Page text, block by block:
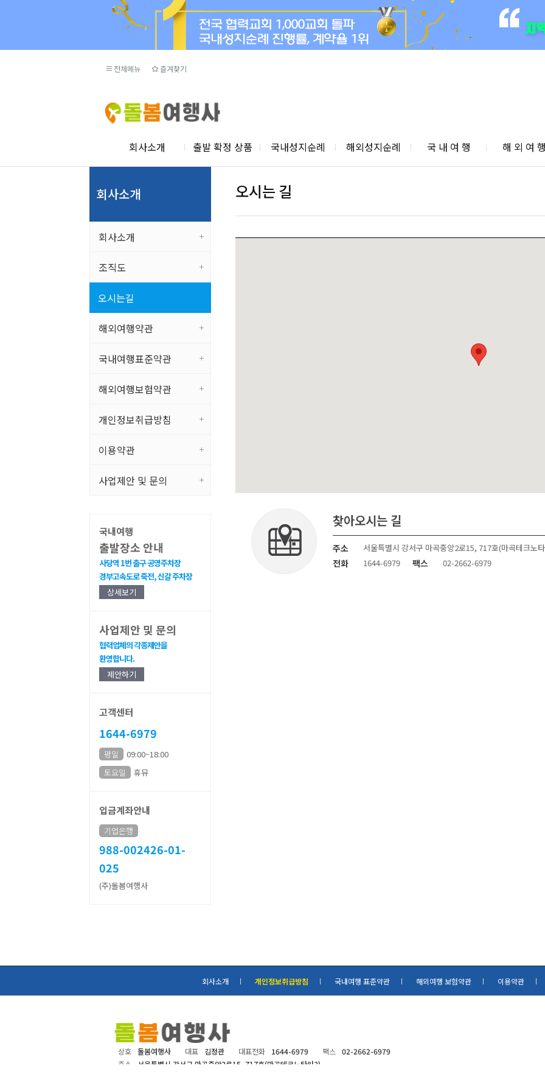
전체메뉴 즐겨찾기
회사소개 출발 확정 상품 국내성지순례 해외성지순례 국 내 여 행 해 외 여
회사소개
회사소개
조직도
오시는길
해외여행약관
국내여행표준약관
해외여행보험약관
개인정보취급방침
이용약관
사업제안 및 문의
국내여행
출발장소 안내
사당역 1번 출구 공영주차장
경부고속도로 죽전, 신갈 주차장
상세보기
사업제안 및 문의
협력업체의 각종제안을
환영합니다.
제안하기
고객센터
1644-6979
평일
09:00~18:00
토요일
휴뮤
입금계좌안내
기업은행
988-002426-01-
025
(주)돌봄여행사
오시는 길
찾아오시는 길
주소 서울특별시 강서구 마곡중앙2로15, 717호(마곡테크노
전화 1644-6979 팩스 02-2662-6979
회사소개 개인정보취급방침 국내여행 표준약관 해외여행 보험약관 이용약관
상호 돌봄여행사 대표 김정관 대표전화 1644-6979 팩스
02-2662-6979
주소
서울특별시 강서구 마곡중앙2로15, 717호(마곡테크노타워2)